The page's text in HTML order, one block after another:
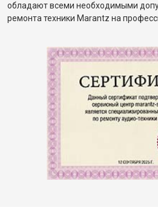
обладают всеми необходимыми
ремонта техники Marantz на